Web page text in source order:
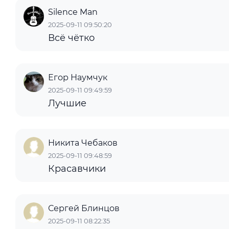
Silence Man
2025-09-11 09:50:20
Всё чётко
Егор Наумчук
2025-09-11 09:49:59
Лучшие
Никита Чебаков
2025-09-11 09:48:59
Красавчики
Сергей Блинцов
2025-09-11 08:22:35